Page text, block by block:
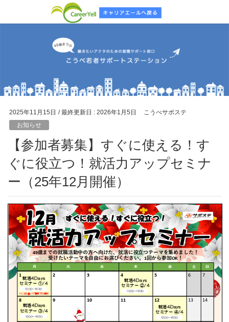
2025年11月15日 / 最終更新日 : 2026年1月5日
こうべサポステ
お知らせ
【参加者募集】すぐに使える！す
ぐに役立つ！就活力アップセミナ
ー（25年12月開催）